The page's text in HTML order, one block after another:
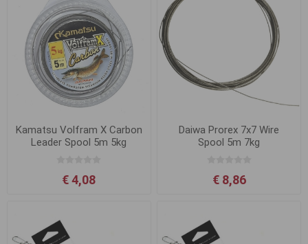
Kamatsu Volfram X Carbon
Leader Spool 5m 5kg
€ 4,08
Daiwa Prorex 7x7 Wire
Spool 5m 7kg
€ 8,86